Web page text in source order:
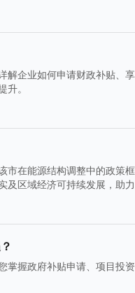
解企业如何申请财政补贴、
。
市在能源结构调整中的政策
及区域经济可持续发展，助
掌握政府补贴申请、项目投